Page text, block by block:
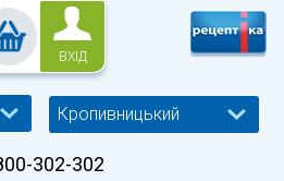
ВХІД
Кропивницький
302-302